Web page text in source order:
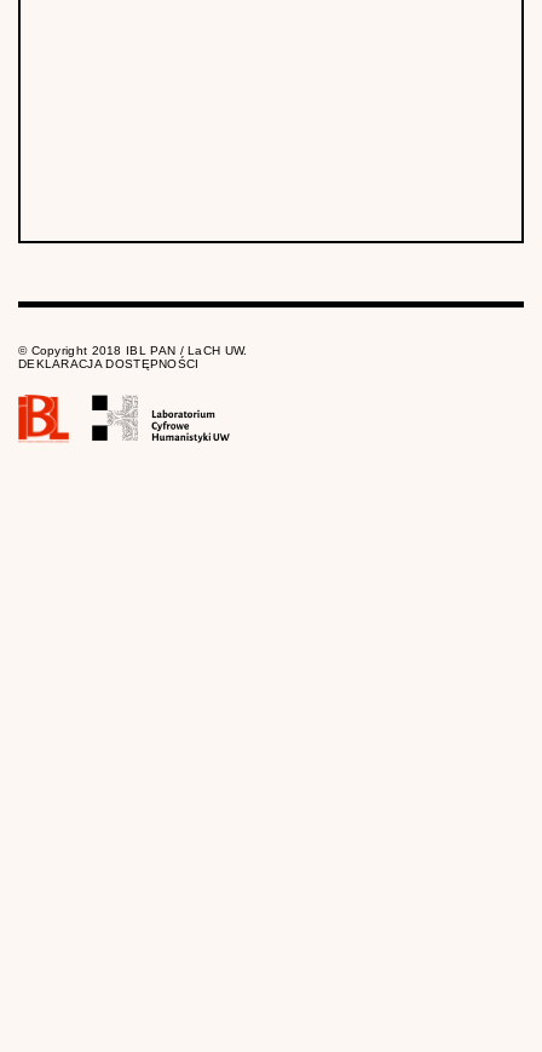
© Copyright 2018 IBL PAN / LaCH UW.
DEKLARACJA DOSTĘPNOŚCI